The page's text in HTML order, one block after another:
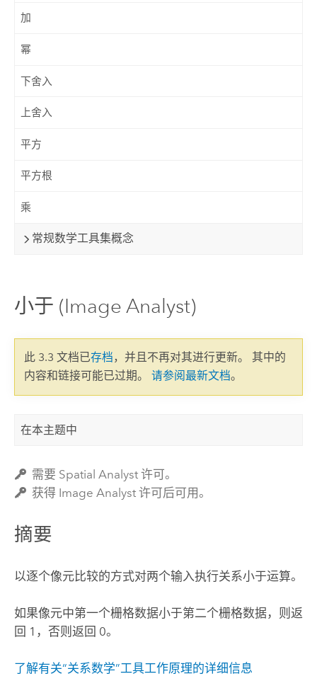
加
幂
下舍入
上舍入
平方
平方根
乘
常规数学工具集概念
小于 (Image Analyst)
此 3.3 文档已存档，并且不再对其进行更新。 其中的
内容和链接可能已过期。 请参阅最新文档。
在本主题中
需要 Spatial Analyst 许可。
获得 Image Analyst 许可后可用。
摘要
以逐个像元比较的方式对两个输入执行关系小于运算。
如果像元中第一个栅格数据小于第二个栅格数据，则返
回 1，否则返回 0。
了解有关“关系数学”工具工作原理的详细信息